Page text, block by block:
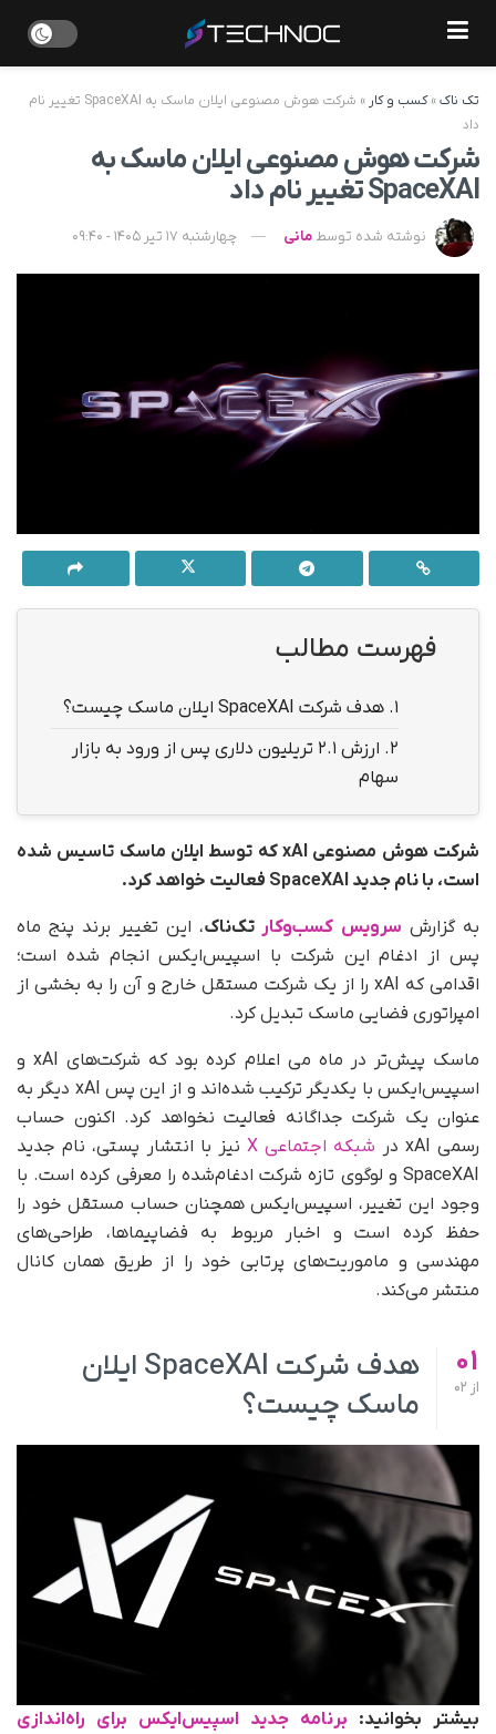
تک ناک»کسب و کار »
شرکت هوش مصنوعی ایلان ماسک به SpaceXAI تغییر نام
داد
شرکت هوش مصنوعی ایلان ماسک به
SpaceXAI تغییر نام داد
نوشته شده توسط مانی چهارشنبه 17 تیر 1405 - 09:40
فهرست مطالب
1. هدف شرکت SpaceXAI ایلان ماسک چیست؟
2.
ارزش ۲.۱ تریلیون دلاری پس از ورود به بازار
سهام
شرکت هوش مصنوعی xAI که توسط ایلان ماسک تاسیس شده
است، با نام جدید SpaceXAI فعالیت خواهد کرد.
به‌ گزارش سرویس کسب‌وکارتک‌ناک، این تغییر برند پنج ماه
پس از ادغام این شرکت با اسپیس‌ایکس انجام شده است؛
اقدامی که xAI را از یک شرکت مستقل خارج و آن را به بخشی از
امپراتوری فضایی ماسک تبدیل کرد.
ماسک پیش‌تر در ماه می اعلام کرده بود که شرکت‌های xAI و
اسپیس‌ایکس با یکدیگر ترکیب شده‌اند و از این پس xAI دیگر به‌
عنوان یک شرکت جداگانه فعالیت نخواهد کرد. اکنون حساب
رسمی xAI در
شبکه اجتماعی X
نیز با انتشار پستی، نام جدید
SpaceXAI و لوگوی تازه شرکت ادغام‌شده را معرفی کرده است. با
وجود این تغییر، اسپیس‌ایکس همچنان حساب مستقل خود را
حفظ کرده است و اخبار مربوط به فضاپیماها، طراحی‌های
مهندسی و ماموریت‌های پرتابی خود را از طریق همان کانال
منتشر می‌کند.
01
از
هدف شرکت SpaceXAI ایلان
ماسک چیست؟
بیشتر بخوانید: برنامه جدید اسپیس‌ایکس برای راه‌اندازی